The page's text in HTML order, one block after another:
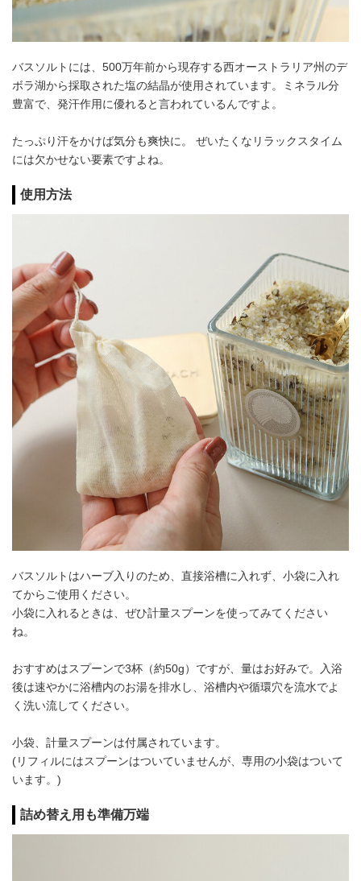
バスソルトには、500万年前から現存する西オーストラリア州のデ
ボラ湖から採取された塩の結晶が使用されています。ミネラル分
豊富で、発汗作用に優れると言われているんですよ。
たっぷり汗をかけば気分も爽快に。 ぜいたくなリラックスタイム
には欠かせない要素ですよね。
使用方法
バスソルトはハーブ入りのため、直接浴槽に入れず、小袋に入れ
てからご使用ください。
小袋に入れるときは、ぜひ計量スプーンを使ってみてください
ね。
おすすめはスプーンで3杯（約50g）ですが、量はお好みで。入浴
後は速やかに浴槽内のお湯を排水し、浴槽内や循環穴を流水でよ
く洗い流してください。
小袋、計量スプーンは付属されています。
(リフィルにはスプーンはついていませんが、専用の小袋はついて
います。)
詰め替え用も準備万端